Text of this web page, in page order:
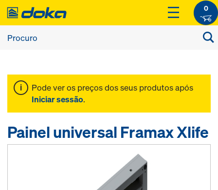
0
Pode ver os preços dos seus produtos após
Iniciar sessão.
Painel universal Framax Xlife